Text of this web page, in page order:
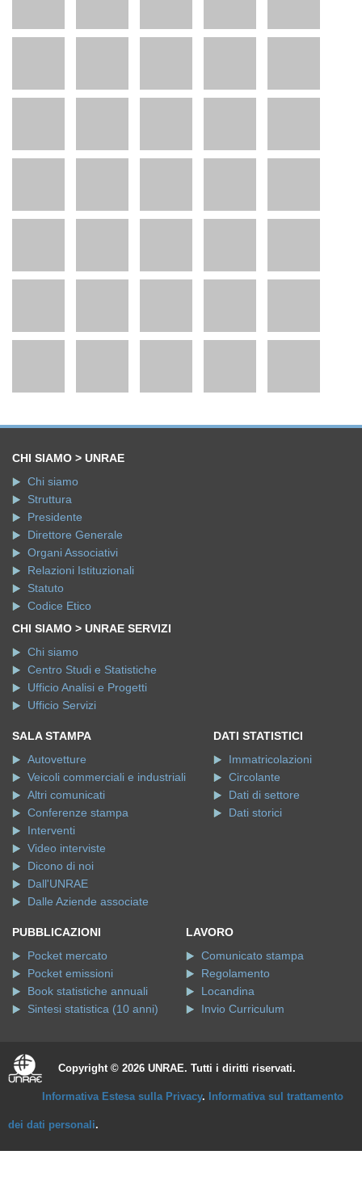
CHI SIAMO > UNRAE
Chi siamo
Struttura
Presidente
Direttore Generale
Organi Associativi
Relazioni Istituzionali
Statuto
Codice Etico
CHI SIAMO > UNRAE SERVIZI
Chi siamo
Centro Studi e Statistiche
Ufficio Analisi e Progetti
Ufficio Servizi
SALA STAMPA
Autovetture
Veicoli commerciali e industriali
Altri comunicati
Conferenze stampa
Interventi
Video interviste
Dicono di noi
Dall'UNRAE
Dalle Aziende associate
DATI STATISTICI
Immatricolazioni
Circolante
Dati di settore
Dati storici
PUBBLICAZIONI
Pocket mercato
Pocket emissioni
Book statistiche annuali
Sintesi statistica (10 anni)
LAVORO
Comunicato stampa
Regolamento
Locandina
Invio Curriculum
Copyright © 2026 UNRAE. Tutti i diritti riservati.
Informativa Estesa sulla Privacy. Informativa sul trattamento
dei dati personali.